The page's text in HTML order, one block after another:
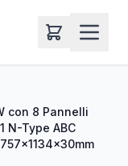
con 8 Pannelli
N-Type ABC